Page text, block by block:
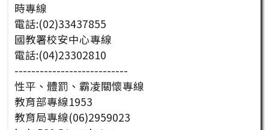
時專線
電話:(02)33437855
國教署校安中心專線
電話:(04)23302810
---------------------------
性平、體罰、霸凌關懷專線
教育部專線1953
教育局專線(06)2959023